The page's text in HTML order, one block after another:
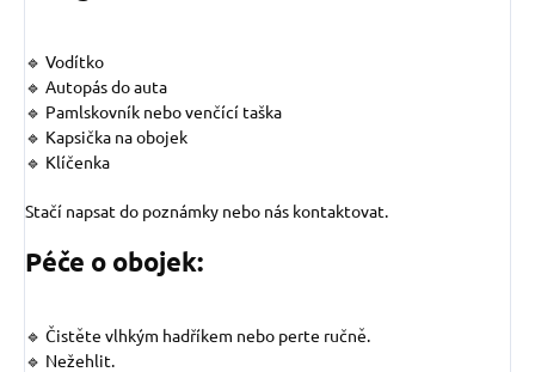
🔹 Vodítko
🔹 Autopás do auta
🔹 Pamlskovník nebo venčící taška
🔹 Kapsička na obojek
🔹 Klíčenka
Stačí napsat do poznámky nebo nás kontaktovat.
Péče o obojek:
🔹 Čistěte vlhkým hadříkem nebo perte ručně.
🔹 Nežehlit.